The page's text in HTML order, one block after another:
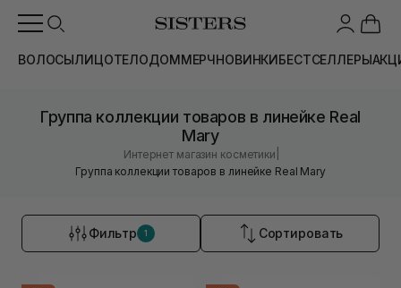
ВОЛОСЫЛИЦОТЕЛОДОММЕРЧНОВИНКИБЕСТСЕЛЛЕРЫ
Группа коллекции товаров в линейке Real
Mary
Интернет магазин косметики
Группа коллекции товаров в линейке Real Mary
Фильтр 1 Сортировать